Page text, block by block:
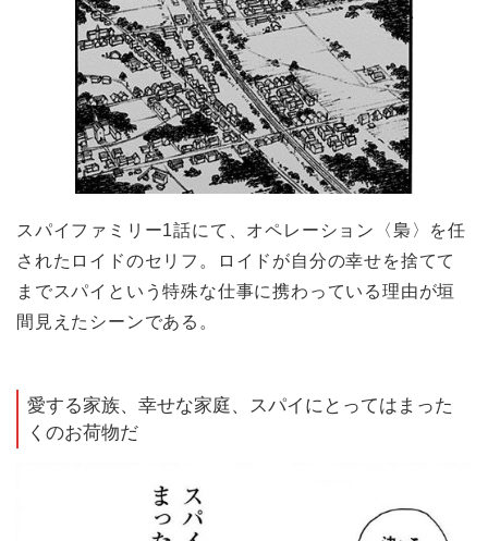
スパイファミリー1話にて、オペレーション〈梟〉を任
されたロイドのセリフ。ロイドが自分の幸せを捨てて
までスパイという特殊な仕事に携わっている理由が垣
間見えたシーンである。
愛する家族、幸せな家庭、スパイにとってはまった
くのお荷物だ